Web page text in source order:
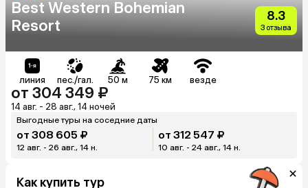
Best Western Bohemian
Resort
8.3
3 отзыва
линия пес./гал. 50 м 75 км везде
от 304 349 ₽
14 авг. - 28 авг., 14 ночей
Выгодные туры на соседние даты
от 308 605 ₽
12 авг. - 26 авг., 14 н.
от 312 547 ₽
10 авг. - 24 авг., 14 н.
Как купить тур